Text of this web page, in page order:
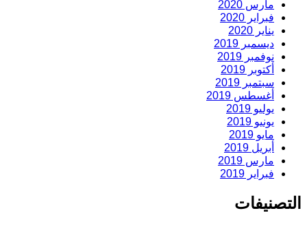
مارس 2020
فبراير 2020
يناير 2020
ديسمبر 2019
نوفمبر 2019
أكتوبر 2019
سبتمبر 2019
أغسطس 2019
يوليو 2019
يونيو 2019
مايو 2019
أبريل 2019
مارس 2019
فبراير 2019
التصنيفات